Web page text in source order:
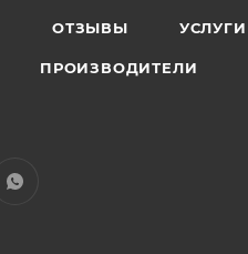
ОТЗЫВЫ УСЛУГИ
ПРОИЗВОДИТЕЛИ